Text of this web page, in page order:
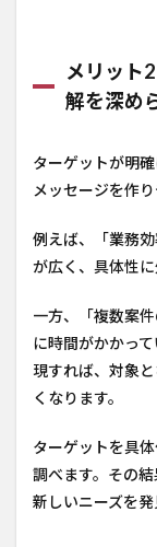
メリット
解を深め
ターゲットが明
メッセージを作り
例えば、「業務
が広く、具体性に
一方、「複数案
に時間がかかっ
現すれば、対象
くなります。
ターゲットを具
調べます。その
新しいニーズを発